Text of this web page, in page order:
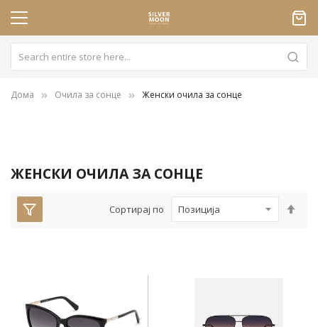
Дома Очила за сонце Женски очила за сонце
ЖЕНСКИ ОЧИЛА ЗА СОНЦЕ
Сортирај по